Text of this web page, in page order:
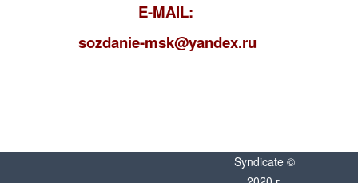
E-MAIL:
sozdanie-msk@yandex.ru
Syndicate ©